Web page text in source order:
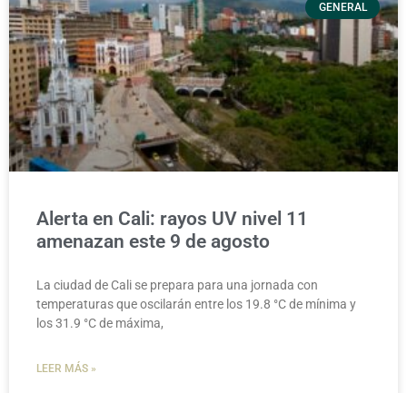
GENERAL
Alerta en Cali: rayos UV nivel 11
amenazan este 9 de agosto
La ciudad de Cali se prepara para una jornada con
temperaturas que oscilarán entre los 19.8 °C de mínima y
los 31.9 °C de máxima,
LEER MÁS »